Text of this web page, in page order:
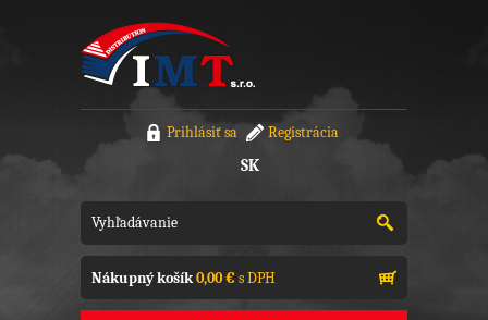
Prihlásiť sa Registrácia
SK
Nákupný košík0,00 €s DPH